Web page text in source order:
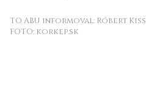
TO ABU informoval: Róbert Kiss
FOTO: korkep.sk